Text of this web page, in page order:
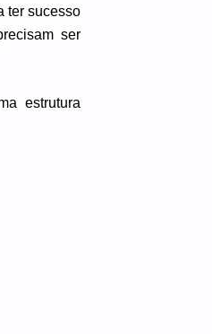
ter sucesso
ser
estrutura